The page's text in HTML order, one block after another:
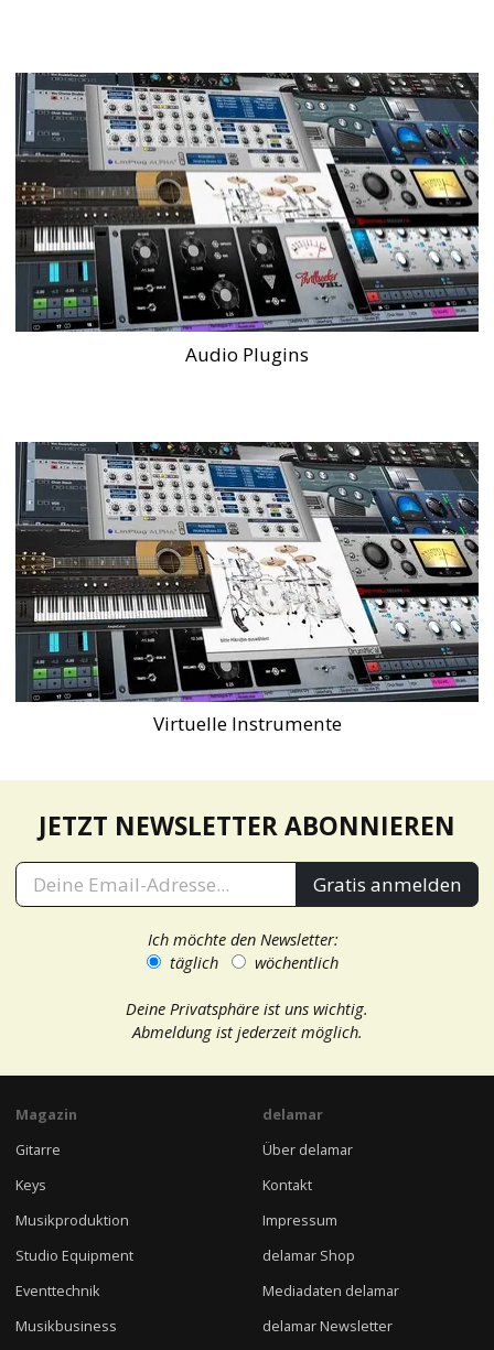
Audio Plugins
Virtuelle Instrumente
JETZT NEWSLETTER ABONNIEREN
Gratis anmelden
Ich möchte den Newsletter:
täglich
wöchentlich
Deine Privatsphäre ist uns wichtig.
Abmeldung ist jederzeit möglich.
Magazin
Gitarre
Keys
Musikproduktion
Studio Equipment
Eventtechnik
Musikbusiness
delamar
Über delamar
Kontakt
Impressum
delamar Shop
Mediadaten delamar
delamar Newsletter